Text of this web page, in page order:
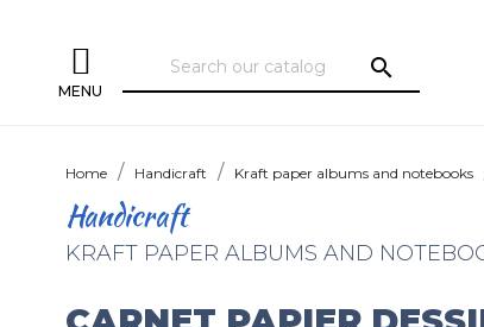
MENU
search
Home Handicraft Kraft paper albums and notebooks
Handicraft
KRAFT PAPER ALBUMS AND